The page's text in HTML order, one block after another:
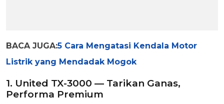
BACA JUGA:5 Cara Mengatasi Kendala Motor
Listrik yang Mendadak Mogok
1. United TX-3000 — Tarikan Ganas,
Performa Premium